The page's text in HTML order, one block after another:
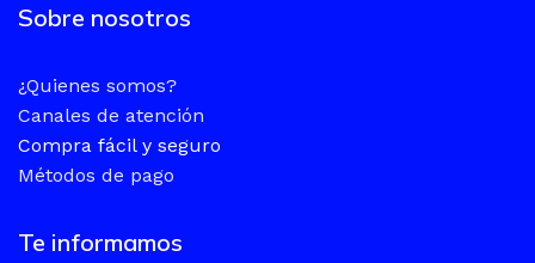
Sobre nosotros
¿Quienes somos?
Canales de atención
Compra fácil y seguro
Métodos de pago
Te informamos